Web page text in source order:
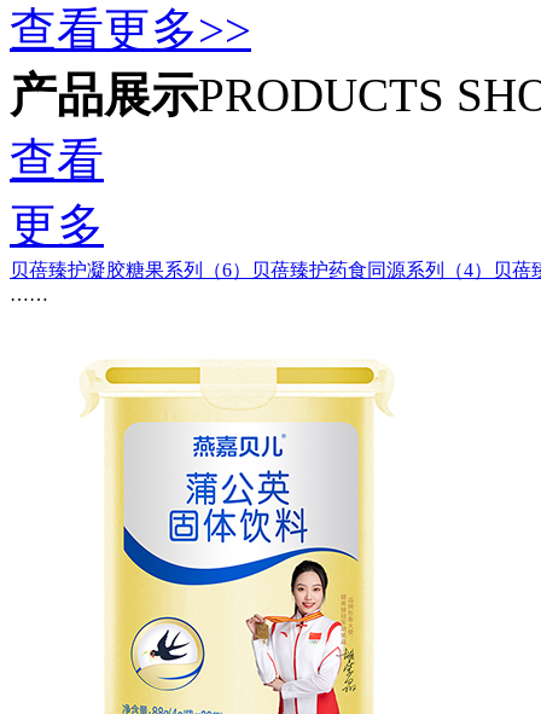
查看更多>>
产品展示PRODUCTS
查看
更多
贝蓓臻护凝胶糖果系列（6） 贝蓓臻护药食同源系列（4）
贝蓓
……